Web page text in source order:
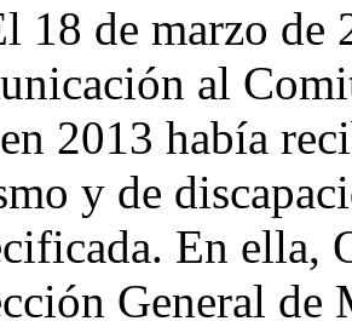
18 de marzo de
al
2013 había
y de
En ella,
General de